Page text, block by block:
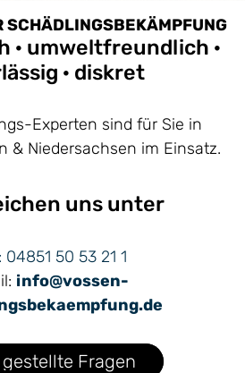
SCHÄDLINGSBEKÄMPFUNG
umweltfreundlich ·
· diskret
Experten sind für Sie in
& Niedersachsen im Einsatz.
uns unter
04851 50 53 21 1
info@vossen-
Fragen